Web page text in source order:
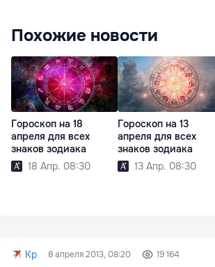
Похожие новости
Гороскоп на 18
апреля для всех
знаков зодиака
18 Апр. 08:30
Гороскоп на 13
апреля для всех
знаков зодиака
13 Апр. 08:30
Kp 8 апреля 2013, 08:20 19 164